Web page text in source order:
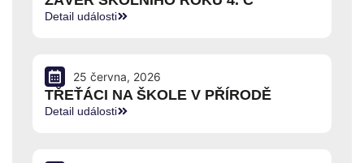
Detail události
25 června, 2026
TŘEŤÁCI NA ŠKOLE V PŘÍRODĚ
Detail události